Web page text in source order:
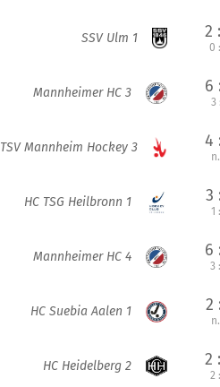
SSV Ulm 1 2
0
Mannheimer HC 3 6
3
TSV Mannheim Hockey 3 4
HC TSG Heilbronn 1 3
1
Mannheimer HC 4 6
3
HC Suebia Aalen 1 2
HC Heidelberg 2 2
2